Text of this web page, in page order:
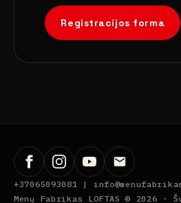
Registracijos forma
+37065093081 |
Menų Fabrikas LOFTAS © 2026 ·